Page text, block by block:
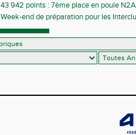
43 942 points : 7ème place en poule
Week-end de préparation pour les